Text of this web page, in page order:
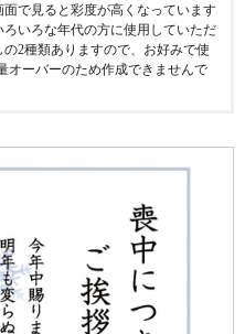
で見ると彩度が高くなっています
いろな年代の方に使用していただ
2種類ありますので、お好みで使
オーバーのため作成できませんで